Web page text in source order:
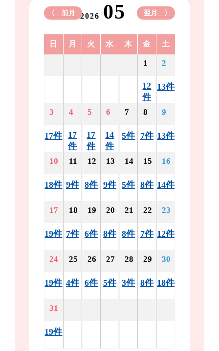
2026 05
〈 前月 翌月 〉
日 月 火 水 木 金 土
1
12
件
2
13件
3
17件
4
17
件
5
17
件
6
14
件
7
5件
8
7件
9
13件
10
18件
11
9件
12
8件
13
9件
14
5件
15
8件
16
14件
17
19件
18
7件
19
6件
20
8件
21
8件
22
7件
23
12件
24
19件
25
4件
26
6件
27
5件
28
3件
29
8件
30
18件
31
19件